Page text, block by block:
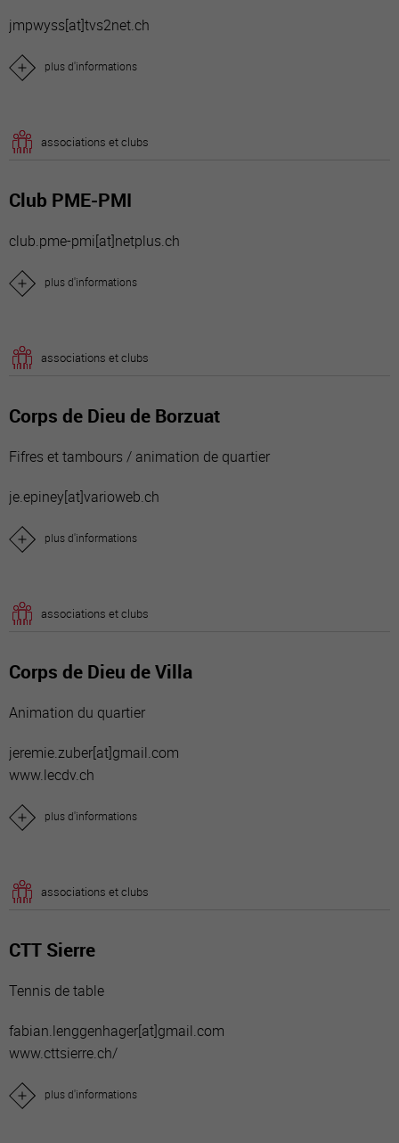
jmpwyss[at]tvs2net.ch
plus d'informations
associations et clubs
Club PME-PMI
club.pme-pmi[at]netplus.ch
plus d'informations
associations et clubs
Corps de Dieu de Borzuat
Fifres et tambours / animation de quartier
je.epiney[at]varioweb.ch
plus d'informations
associations et clubs
Corps de Dieu de Villa
Animation du quartier
jeremie.zuber[at]gmail.com
www.lecdv.ch
plus d'informations
associations et clubs
CTT Sierre
Tennis de table
fabian.lenggenhager[at]gmail.com
www.cttsierre.ch/
plus d'informations